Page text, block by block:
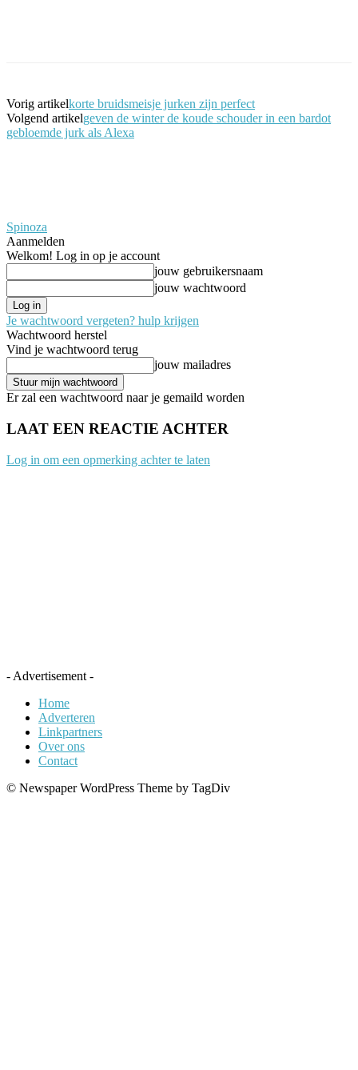
Vorig artikelkorte bruidsmeisje jurken zijn perfect
Volgend artikelgeven de winter de koude schouder in een bardot
gebloemde jurk als Alexa
Spinoza
Aanmelden
Welkom! Log in op je account
jouw gebruikersnaam
jouw wachtwoord
Je wachtwoord vergeten? hulp krijgen
Wachtwoord herstel
Vind je wachtwoord terug
jouw mailadres
Er zal een wachtwoord naar je gemaild worden
LAAT EEN REACTIE ACHTER
Log in om een opmerking achter te laten
- Advertisement -
Home
Adverteren
Linkpartners
Over ons
Contact
© Newspaper WordPress Theme by TagDiv